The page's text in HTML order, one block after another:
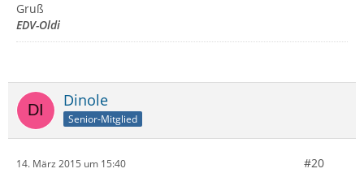
Gruß
EDV-Oldi
Dinole
Senior-Mitglied
14. März 2015 um 15:40 #20